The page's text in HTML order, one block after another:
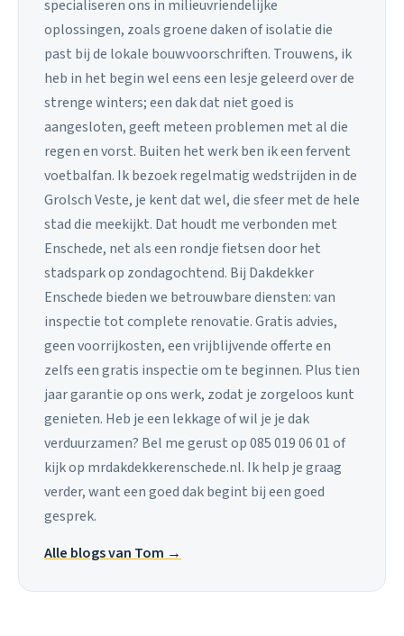
specialiseren ons in milieuvriendelijke
oplossingen, zoals groene daken of isolatie die
past bij de lokale bouwvoorschriften. Trouwens, ik
heb in het begin wel eens een lesje geleerd over de
strenge winters; een dak dat niet goed is
aangesloten, geeft meteen problemen met al die
regen en vorst. Buiten het werk ben ik een fervent
voetbalfan. Ik bezoek regelmatig wedstrijden in de
Grolsch Veste, je kent dat wel, die sfeer met de hele
stad die meekijkt. Dat houdt me verbonden met
Enschede, net als een rondje fietsen door het
stadspark op zondagochtend. Bij Dakdekker
Enschede bieden we betrouwbare diensten: van
inspectie tot complete renovatie. Gratis advies,
geen voorrijkosten, een vrijblijvende offerte en
zelfs een gratis inspectie om te beginnen. Plus tien
jaar garantie op ons werk, zodat je zorgeloos kunt
genieten. Heb je een lekkage of wil je je dak
verduurzamen? Bel me gerust op 085 019 06 01 of
kijk op mrdakdekkerenschede.nl. Ik help je graag
verder, want een goed dak begint bij een goed
gesprek.
Alle blogs van Tom →